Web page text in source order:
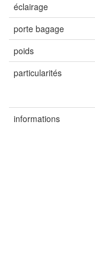
éclairage
porte bagage
poids
particularités
informations